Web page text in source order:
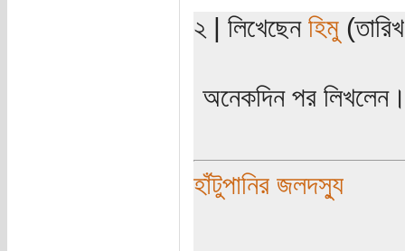
২ | লিখেছেন হিমু
অনেকদিন পর
হাঁটুপানির জলদস্যু